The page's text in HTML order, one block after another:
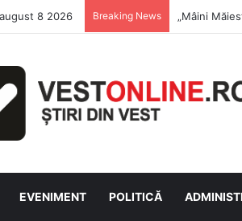
8 2026 Breaking News Săptămâna
EVENIMENT POLITICĂ